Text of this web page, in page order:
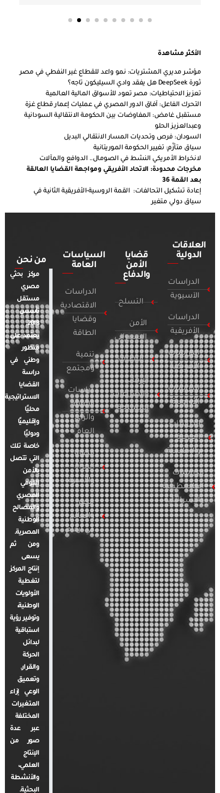
الأكثر مشاهدة
مؤشر مديري المشتريات: نمو واعد للقطاع غير النفطي في مصر
ثورة DeepSeek هل يفقد وادي السيليكون تاجه؟
تعزيز الاحتياطيات: مصر تعود للأسواق المالية العالمية
التحرك الفاعل: آفاق الدور المصري في عمليات إعمار قطاع غزة
مستقبل غامض: المفاوضات بين الحكومة الانتقالية السودانية
وعبدالعزيز الحلو
السودان: فرص وتحديات المسار الانتقالي البديل
سياق متأزّم: تغيير الحكومة الموريتانية
لانخراط الأمريكي النشط في الصومال.. الدوافع والمآلات
مخرجات محدودة: الاتحاد الأفريقي ومواجهة القضايا العالقة
بعد القمة 36
إعادة تشكيل التحالفات: القمة الروسية-الأفريقية الثانية في
سياق دولي متغير
العلاقات
الدولية
الدراسات
الآسيوية
الدراسات
الأفريقية
الدراسات
الأمريكية
الدراسات
الأوروبية
الدراسات
العربية
والإقليمية
الدراسات
الفلسطينية
والإسرائيلية
قضايا
الأمن
والدفاع
التسلح
الأمن
السيبراني
التطرف
الإرهاب
والصراعات
المسلحة
السياسات
العامة
الدراسات
الاقتصادية
وقضايا
الطاقة
تنمية
ومجتمع
دراسات
الإعلام
والرأي
العام
قضايا
المرأة
والأسرة
مصر
والعالم
في أرقام
من نحن
مركز بحثي
مصري
مستقل
تأسس
2018.
يعتمد على
منظور
وطني في
دراسة
القضايا
الاستراتيجية
محليًا
وإقليميًا
ودوليًا
خاصة تلك
التي تتصل
بالأمن
القومي
المصري
والمصالح
الوطنية
المصرية.
ومن ثم
يسعى
إنتاج المركز
لتغطية
الأولويات
الوطنية،
وتوفير رؤية
استباقية
لبدائل
الحركة
والقرار.
وتعميق
الوعي إزاء
المتغيرات
المختلفة
عبر عدة
صور من
الإنتاج
العلمي،
والأنشطة
البحثية.